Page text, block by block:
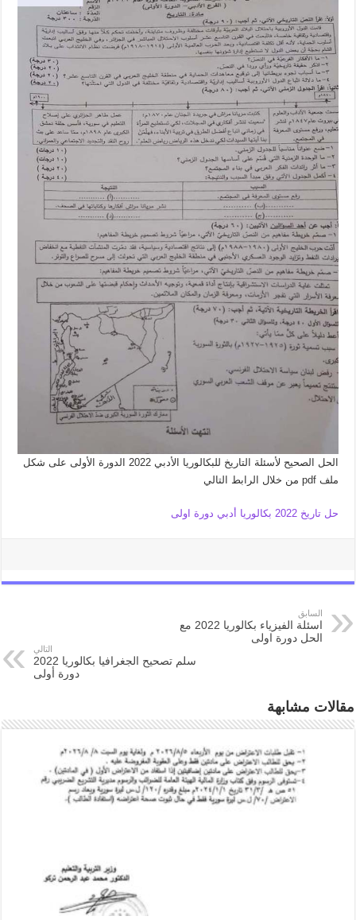
الحل الصحيح لأسئلة التاريخ للبكالوريا الأدبي 2022 الدورة الأولى على شكل
ملف pdf من خلال الرابط التالي
حل تاريخ 2022 بكالوريا أدبي دورة اولى
السابق
اسئلة الفيزياء بكالوريا 2022 مع
الحل دورة اولى
التالي
سلم تصحيح الجغرافيا بكالوريا 2022
دورة أولى
مقالات مشابهة